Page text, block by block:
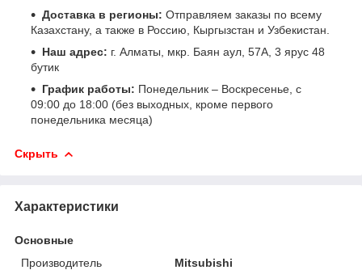
Доставка в регионы: Отправляем заказы по всему
Казахстану, а также в Россию, Кыргызстан и Узбекистан.
Наш адрес: г. Алматы, мкр. Баян аул, 57А, 3 ярус 48
бутик
График работы: Понедельник – Воскресенье, с
09:00 до 18:00 (без выходных, кроме первого
понедельника месяца)
Скрыть
Характеристики
Основные
Производитель
Mitsubishi